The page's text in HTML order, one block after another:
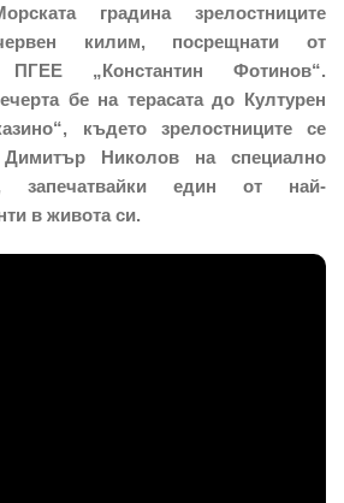
градина зрелостниците
килим, посрещнати от
„Константин Фотинов“.
бе на терасата до Културен
където зрелостниците се
Николов на специално
запечатвайки един от най-
в живота си.